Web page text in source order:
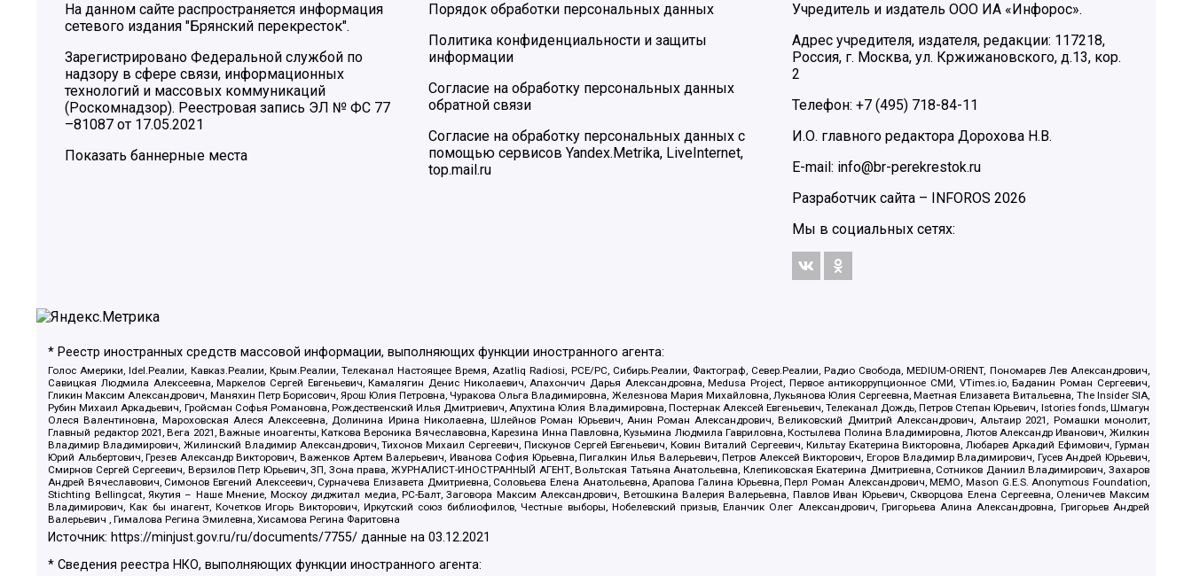
На данном сайте распространяется информация
сетевого издания "Брянский перекресток".
Зарегистрировано Федеральной службой по
надзору в сфере связи, информационных
технологий и массовых коммуникаций
(Роскомнадзор). Реестровая запись ЭЛ № ФС 77
–81087 от 17.05.2021
Показать баннерные места
Порядок обработки персональных данных
Политика конфиденциальности и защиты
информации
Согласие на обработку персональных данных
обратной связи
Согласие на обработку персональных данных с
помощью сервисов Yandex.Metrika, LiveInternet,
top.mail.ru
Учредитель и издатель ООО ИА «Инфорос».
Адрес учредителя, издателя, редакции: 117218,
Россия, г. Москва, ул. Кржижановского, д.13, кор.
2
Телефон: +7 (495) 718-84-11
И.О. главного редактора Дорохова Н.В.
E-mail: info@br-perekrestok.ru
Разработчик сайта – INFOROS 2026
Мы в социальных сетях:
* Реестр иностранных средств массовой информации, выполняющих функции иностранного агента:
Голос Америки, Idel.Реалии, Кавказ.Реалии, Крым.Реалии, Телеканал Настоящее Время, Azatliq Radiosi, PCE/PC, Сибирь.Реалии, Фактограф, Север.Реалии, Радио Свобода, MEDIUM-ORIENT, Пономарев Лев Александрович,
Савицкая Людмила Алексеевна, Маркелов Сергей Евгеньевич, Камалягин Денис Николаевич, Апахончич Дарья Александровна, Medusa Project, Первое антикоррупционное СМИ, VTimes.io, Баданин Роман Сергеевич,
Гликин Максим Александрович, Маняхин Петр Борисович, Ярош Юлия Петровна, Чуракова Ольга Владимировна, Железнова Мария Михайловна, Лукьянова Юлия Сергеевна, Маетная Елизавета Витальевна, The Insider SIA,
Рубин Михаил Аркадьевич, Гройсман Софья Романовна, Рождественский Илья Дмитриевич, Апухтина Юлия Владимировна, Постернак Алексей Евгеньевич, Телеканал Дождь, Петров Степан Юрьевич, Istories fonds, Шмагун
Олеся Валентиновна, Мароховская Алеся Алексеевна, Долинина Ирина Николаевна, Шлейнов Роман Юрьевич, Анин Роман Александрович, Великовский Дмитрий Александрович, Альтаир 2021, Ромашки монолит,
Главный редактор 2021, Вега 2021, Важные иноагенты, Каткова Вероника Вячеславовна, Карезина Инна Павловна, Кузьмина Людмила Гавриловна, Костылева Полина Владимировна, Лютов Александр Иванович, Жилкин
Владимир Владимирович, Жилинский Владимир Александрович, Тихонов Михаил Сергеевич, Пискунов Сергей Евгеньевич, Ковин Виталий Сергеевич, Кильтау Екатерина Викторовна, Любарев Аркадий Ефимович, Гурман
Юрий Альбертович, Грезев Александр Викторович, Важенков Артем Валерьевич, Иванова София Юрьевна, Пигалкин Илья Валерьевич, Петров Алексей Викторович, Егоров Владимир Владимирович, Гусев Андрей Юрьевич,
Смирнов Сергей Сергеевич, Верзилов Петр Юрьевич, ЗП, Зона права, ЖУРНАЛИСТ-ИНОСТРАННЫЙ АГЕНТ, Вольтская Татьяна Анатольевна, Клепиковская Екатерина Дмитриевна, Сотников Даниил Владимирович, Захаров
Андрей Вячеславович, Симонов Евгений Алексеевич, Сурначева Елизавета Дмитриевна, Соловьева Елена Анатольевна, Арапова Галина Юрьевна, Перл Роман Александрович, МЕМО, Mason G.E.S. Anonymous Foundation,
Stichting Bellingcat, Якутия – Наше Мнение, Москоу диджитал медиа, РС-Балт, Заговора Максим Александрович, Ветошкина Валерия Валерьевна, Павлов Иван Юрьевич, Скворцова Елена Сергеевна, Оленичев Максим
Владимирович, Как бы инагент, Кочетков Игорь Викторович, Иркутский союз библиофилов, Честные выборы, Нобелевский призыв, Еланчик Олег Александрович, Григорьева Алина Александровна, Григорьев Андрей
Валерьевич , Гималова Регина Эмилевна, Хисамова Регина Фаритовна
Источник: https://minjust.gov.ru/ru/documents/7755/ данные на03.12.2021
* Сведения реестра НКО, выполняющих функции иностранного агента: